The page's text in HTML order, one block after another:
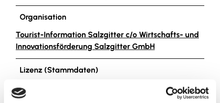
Organisation
Tourist-Information Salzgitter c/o Wirtschafts- und
Innovationsförderung Salzgitter GmbH
Lizenz (Stammdaten)
Tourist-Information Salzgitter